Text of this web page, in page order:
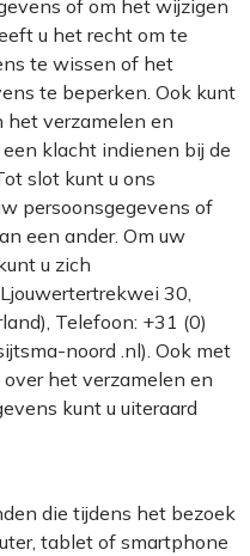
of om het wijzigen
u het recht om te
te wissen of het
te beperken. Ook kunt
het verzamelen en
klacht indienen bij de
slot kunt u ons
persoonsgegevens of
een ander. Om uw
u zich
30,
Telefoon: +31 (0)
noord .nl). Ook met
het verzamelen en
kunt u uiteraard
die tijdens het bezoek
tablet of smartphone